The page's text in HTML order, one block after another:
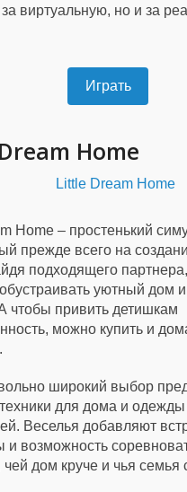
за виртуальную, но и за
Играть
Home
Home – простенький
прежде всего на
подходящего
уютный дом
чтобы привить детишкам
можно купить и
широкий выбор
для дома и одежды
Веселья добавляют
и возможность
чей дом круче и чья семья